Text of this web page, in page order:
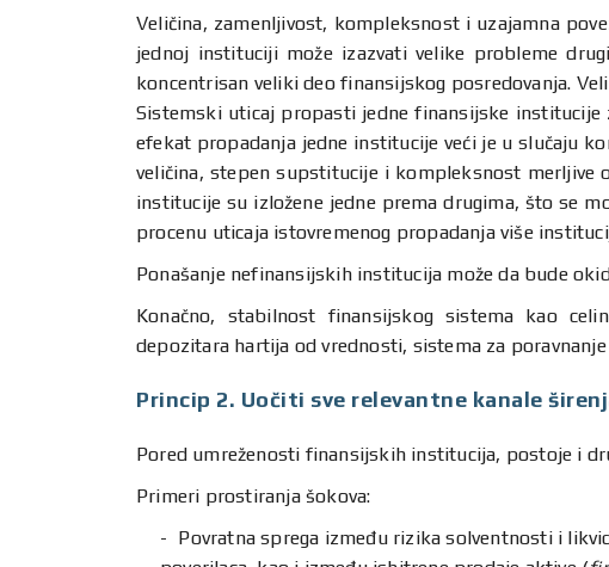
Veličina, zamenljivost, kompleksnost i uzajamna
jednoj instituciji može izazvati velike probleme
koncentrisan veliki deo finansijskog posredovanja.
Sistemski uticaj propasti jedne finansijske institucije
efekat propadanja jedne institucije veći je u slučaju
veličina, stepen supstitucije i kompleksnost merljive
institucije su izložene jedne prema drugima, što se
procenu uticaja istovremenog propadanja više
Ponašanje nefinansijskih institucija može da bude
Konačno, stabilnost finansijskog sistema kao
depozitara hartija od vrednosti, sistema za
Princip 2. Uočiti sve relevantne kanale
Pored umreženosti finansijskih institucija, postoje i
Primeri prostiranja šokova:
Povratna sprega između rizika solventnosti i